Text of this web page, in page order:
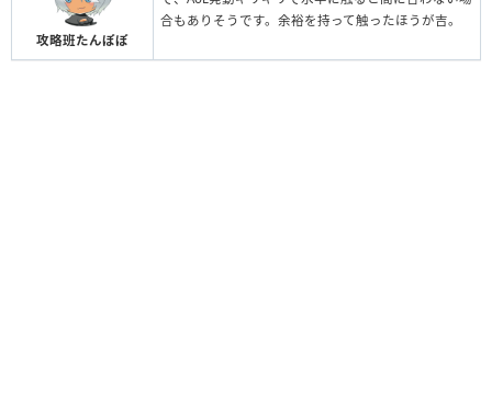
攻略班たんぽぽ
合もありそうです。余裕を持って触ったほうが吉。